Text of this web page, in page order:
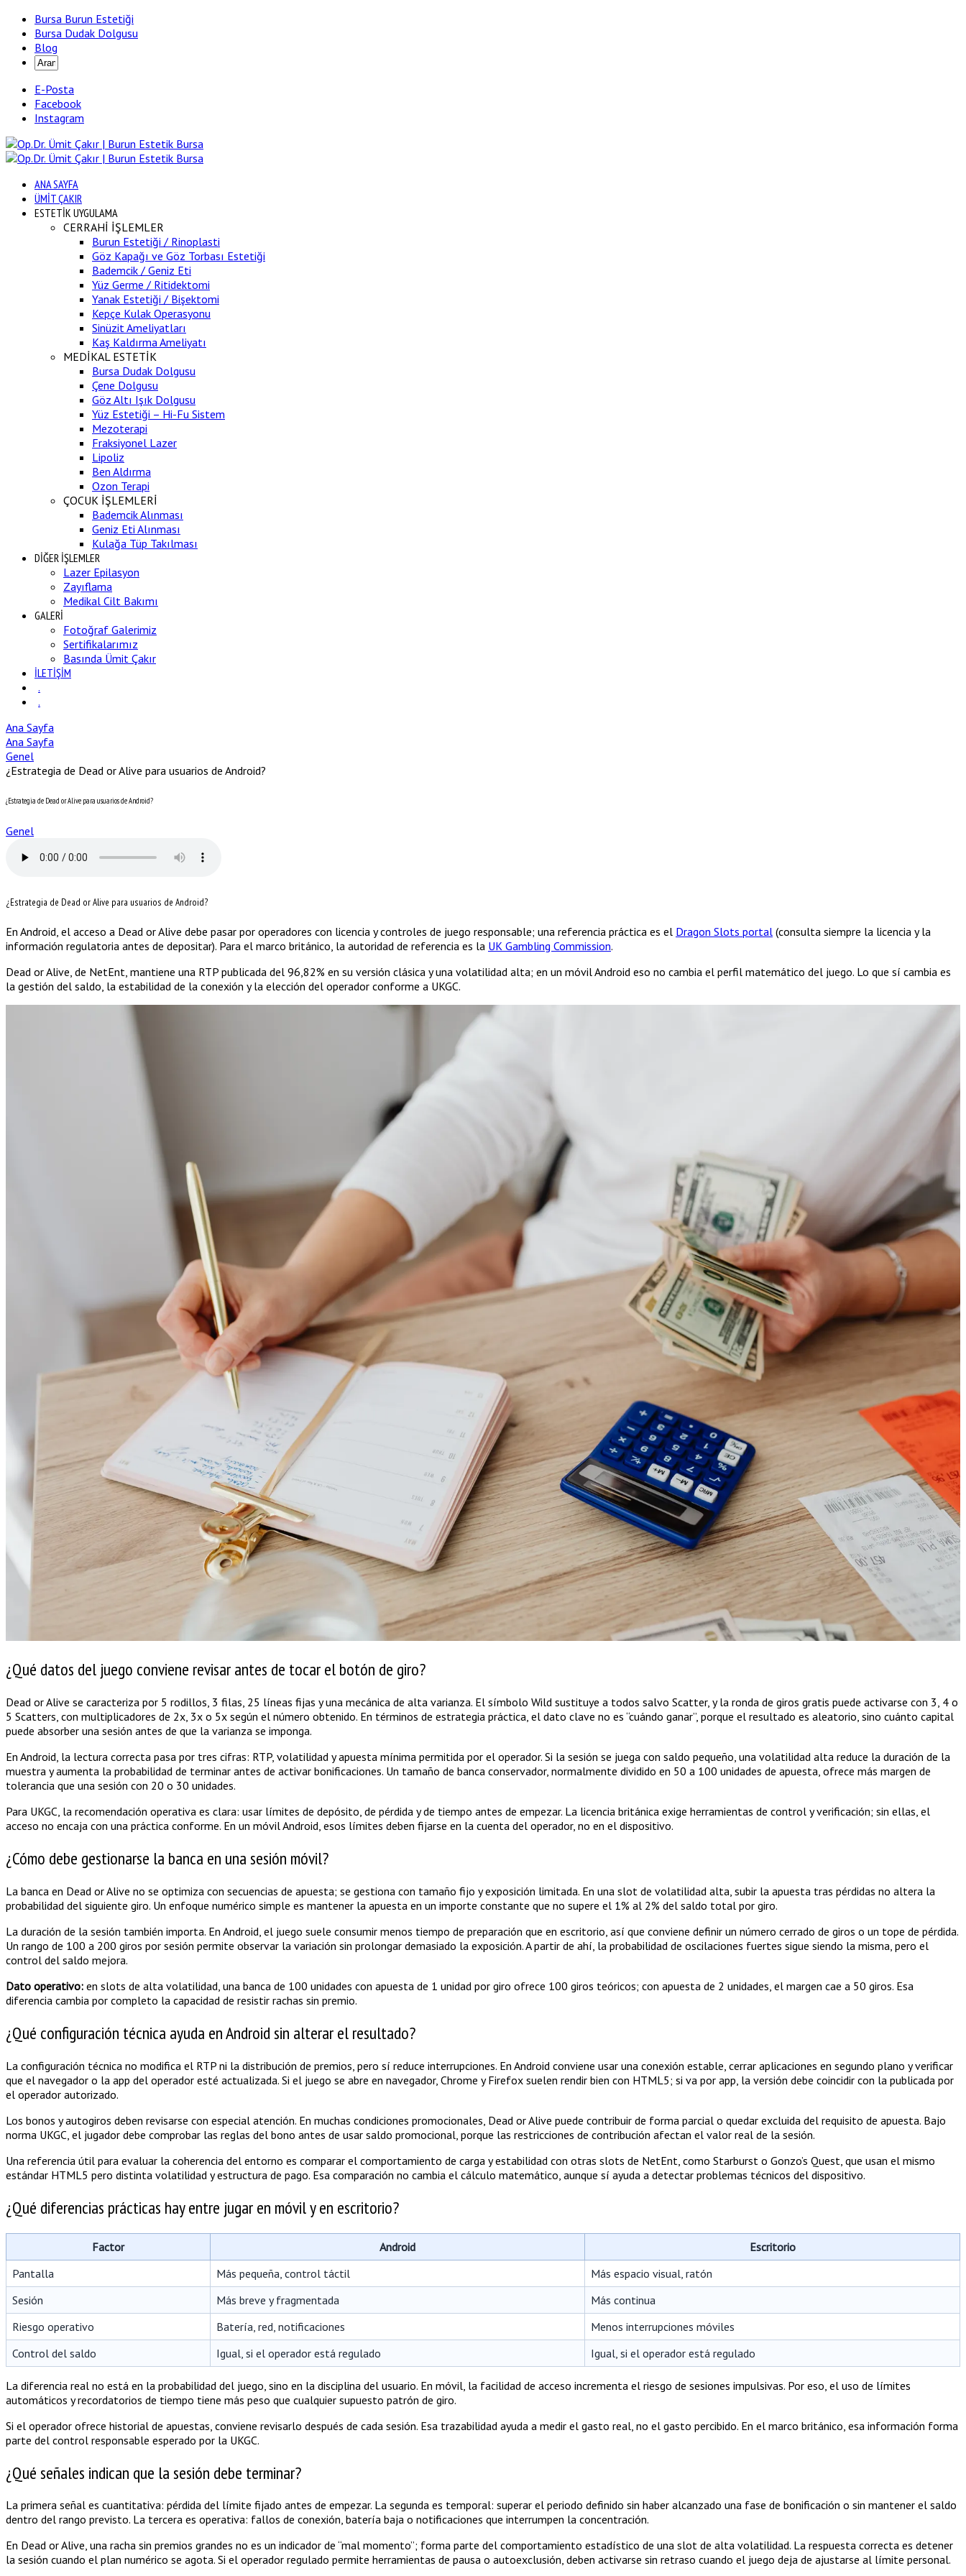
Bursa Burun Estetiği
Bursa Dudak Dolgusu
Blog
E-Posta
Facebook
Instagram
ANA SAYFA
ÜMİT ÇAKIR
ESTETİK UYGULAMA
CERRAHİ İŞLEMLER
Burun Estetiği / Rinoplasti
Göz Kapağı ve Göz Torbası Estetiği
Bademcik / Geniz Eti
Yüz Germe / Ritidektomi
Yanak Estetiği / Bişektomi
Kepçe Kulak Operasyonu
Sinüzit Ameliyatları
Kaş Kaldırma Ameliyatı
MEDİKAL ESTETİK
Bursa Dudak Dolgusu
Çene Dolgusu
Göz Altı Işık Dolgusu
Yüz Estetiği – Hi-Fu Sistem
Mezoterapi
Fraksiyonel Lazer
Lipoliz
Ben Aldırma
Ozon Terapi
ÇOCUK İŞLEMLERİ
Bademcik Alınması
Geniz Eti Alınması
Kulağa Tüp Takılması
DİĞER İŞLEMLER
Lazer Epilasyon
Zayıflama
Medikal Cilt Bakımı
GALERİ
Fotoğraf Galerimiz
Sertifikalarımız
Basında Ümit Çakır
İLETİŞİM
.
.
Ana Sayfa
Ana Sayfa
Genel
¿Estrategia de Dead or Alive para usuarios de Android?
¿Estrategia de Dead or Alive para usuarios de Android?
Genel
¿Estrategia de Dead or Alive para usuarios de Android?
En Android, el acceso a Dead or Alive debe pasar por operadores con licencia y controles de juego responsable; una referencia práctica es el Dragon Slots portal (consulta siempre la licencia y la
información regulatoria antes de depositar). Para el marco británico, la autoridad de referencia es la UK Gambling Commission.
Dead or Alive, de NetEnt, mantiene una RTP publicada del 96,82% en su versión clásica y una volatilidad alta; en un móvil Android eso no cambia el perfil matemático del juego. Lo que sí cambia es
la gestión del saldo, la estabilidad de la conexión y la elección del operador conforme a UKGC.
¿Qué datos del juego conviene revisar antes de tocar el botón de giro?
Dead or Alive se caracteriza por 5 rodillos, 3 filas, 25 líneas fijas y una mecánica de alta varianza. El símbolo Wild sustituye a todos salvo Scatter, y la ronda de giros gratis puede activarse con 3, 4 o
5 Scatters, con multiplicadores de 2x, 3x o 5x según el número obtenido. En términos de estrategia práctica, el dato clave no es “cuándo ganar”, porque el resultado es aleatorio, sino cuánto capital
puede absorber una sesión antes de que la varianza se imponga.
En Android, la lectura correcta pasa por tres cifras: RTP, volatilidad y apuesta mínima permitida por el operador. Si la sesión se juega con saldo pequeño, una volatilidad alta reduce la duración de la
muestra y aumenta la probabilidad de terminar antes de activar bonificaciones. Un tamaño de banca conservador, normalmente dividido en 50 a 100 unidades de apuesta, ofrece más margen de
tolerancia que una sesión con 20 o 30 unidades.
Para UKGC, la recomendación operativa es clara: usar límites de depósito, de pérdida y de tiempo antes de empezar. La licencia británica exige herramientas de control y verificación; sin ellas, el
acceso no encaja con una práctica conforme. En un móvil Android, esos límites deben fijarse en la cuenta del operador, no en el dispositivo.
¿Cómo debe gestionarse la banca en una sesión móvil?
La banca en Dead or Alive no se optimiza con secuencias de apuesta; se gestiona con tamaño fijo y exposición limitada. En una slot de volatilidad alta, subir la apuesta tras pérdidas no altera la
probabilidad del siguiente giro. Un enfoque numérico simple es mantener la apuesta en un importe constante que no supere el 1% al 2% del saldo total por giro.
La duración de la sesión también importa. En Android, el juego suele consumir menos tiempo de preparación que en escritorio, así que conviene definir un número cerrado de giros o un tope de pérdida.
Un rango de 100 a 200 giros por sesión permite observar la variación sin prolongar demasiado la exposición. A partir de ahí, la probabilidad de oscilaciones fuertes sigue siendo la misma, pero el
control del saldo mejora.
Dato operativo: en slots de alta volatilidad, una banca de 100 unidades con apuesta de 1 unidad por giro ofrece 100 giros teóricos; con apuesta de 2 unidades, el margen cae a 50 giros. Esa
diferencia cambia por completo la capacidad de resistir rachas sin premio.
¿Qué configuración técnica ayuda en Android sin alterar el resultado?
La configuración técnica no modifica el RTP ni la distribución de premios, pero sí reduce interrupciones. En Android conviene usar una conexión estable, cerrar aplicaciones en segundo plano y verificar
que el navegador o la app del operador esté actualizada. Si el juego se abre en navegador, Chrome y Firefox suelen rendir bien con HTML5; si va por app, la versión debe coincidir con la publicada por
el operador autorizado.
Los bonos y autogiros deben revisarse con especial atención. En muchas condiciones promocionales, Dead or Alive puede contribuir de forma parcial o quedar excluida del requisito de apuesta. Bajo
norma UKGC, el jugador debe comprobar las reglas del bono antes de usar saldo promocional, porque las restricciones de contribución afectan el valor real de la sesión.
Una referencia útil para evaluar la coherencia del entorno es comparar el comportamiento de carga y estabilidad con otras slots de NetEnt, como Starburst o Gonzo’s Quest, que usan el mismo
estándar HTML5 pero distinta volatilidad y estructura de pago. Esa comparación no cambia el cálculo matemático, aunque sí ayuda a detectar problemas técnicos del dispositivo.
¿Qué diferencias prácticas hay entre jugar en móvil y en escritorio?
Factor Android
Escritorio
Pantalla
Más pequeña, control táctil
Más espacio visual, ratón
Sesión
Más breve y fragmentada
Más continua
Riesgo operativo
Batería, red, notificaciones
Menos interrupciones móviles
Control del saldo
Igual, si el operador está regulado Igual, si el operador está regulado
La diferencia real no está en la probabilidad del juego, sino en la disciplina del usuario. En móvil, la facilidad de acceso incrementa el riesgo de sesiones impulsivas. Por eso, el uso de límites
automáticos y recordatorios de tiempo tiene más peso que cualquier supuesto patrón de giro.
Si el operador ofrece historial de apuestas, conviene revisarlo después de cada sesión. Esa trazabilidad ayuda a medir el gasto real, no el gasto percibido. En el marco británico, esa información forma
parte del control responsable esperado por la UKGC.
¿Qué señales indican que la sesión debe terminar?
La primera señal es cuantitativa: pérdida del límite fijado antes de empezar. La segunda es temporal: superar el periodo definido sin haber alcanzado una fase de bonificación o sin mantener el saldo
dentro del rango previsto. La tercera es operativa: fallos de conexión, batería baja o notificaciones que interrumpen la concentración.
En Dead or Alive, una racha sin premios grandes no es un indicador de “mal momento”; forma parte del comportamiento estadístico de una slot de alta volatilidad. La respuesta correcta es detener
la sesión cuando el plan numérico se agota. Si el operador regulado permite herramientas de pausa o autoexclusión, deben activarse sin retraso cuando el juego deja de ajustarse al límite personal.